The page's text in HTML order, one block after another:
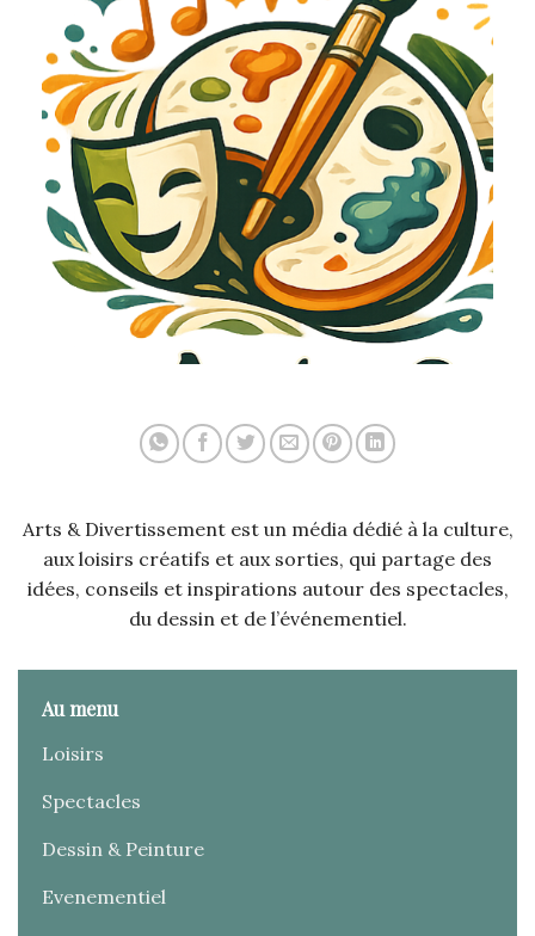
Arts & Divertissement est un média dédié à la culture,
aux loisirs créatifs et aux sorties, qui partage des
idées, conseils et inspirations autour des spectacles,
du dessin et de l’événementiel.
Au menu
Loisirs
Spectacles
Dessin & Peinture
Evenementiel